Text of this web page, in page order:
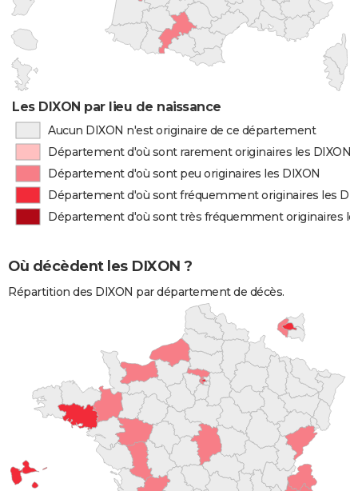
Les DIXON par lieu de naissance
Aucun DIXON n'est originaire de ce département
Département d'où sont rarement originaires les DIXON
Département d'où sont peu originaires les DIXON
Département d'où sont fréquemment originaires les
Département d'où sont très fréquemment originaires
Où décèdent les DIXON ?
Répartition des DIXON par département de décès.